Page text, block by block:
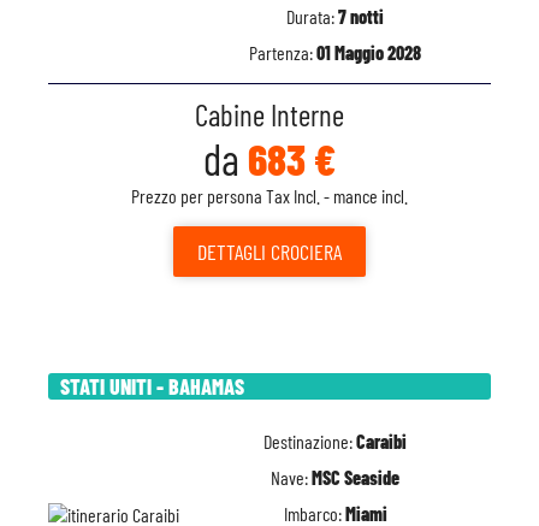
Durata:7 notti
Partenza:01 Maggio 2028
Cabine Interne
da 683 €
Prezzo per persona Tax Incl. - mance incl.
DETTAGLI CROCIERA
STATI UNITI - BAHAMAS
Destinazione:Caraibi
Nave:MSC Seaside
Imbarco:Miami